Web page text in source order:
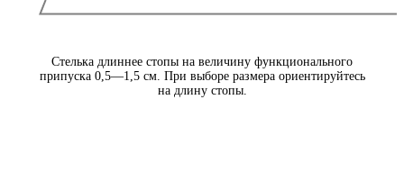
Стелька длиннее стопы на величину функционального
припуска 0,5—1,5 см. При выборе размера ориентируйтесь
на длину стопы.